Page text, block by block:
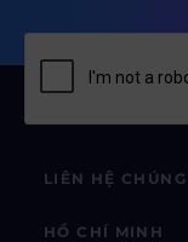
LIÊN HỆ CHÚNG
HỒ CHÍ MINH